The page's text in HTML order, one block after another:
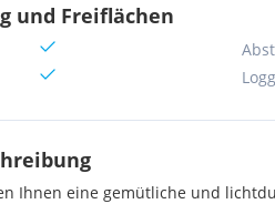
und Freiflächen
Ihnen eine gemütliche und